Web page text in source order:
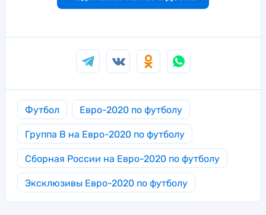
Футбол Евро-2020 по футболу
Группа B на Евро-2020 по футболу
Сборная России на Евро-2020 по футболу
Эксклюзивы Евро-2020 по футболу